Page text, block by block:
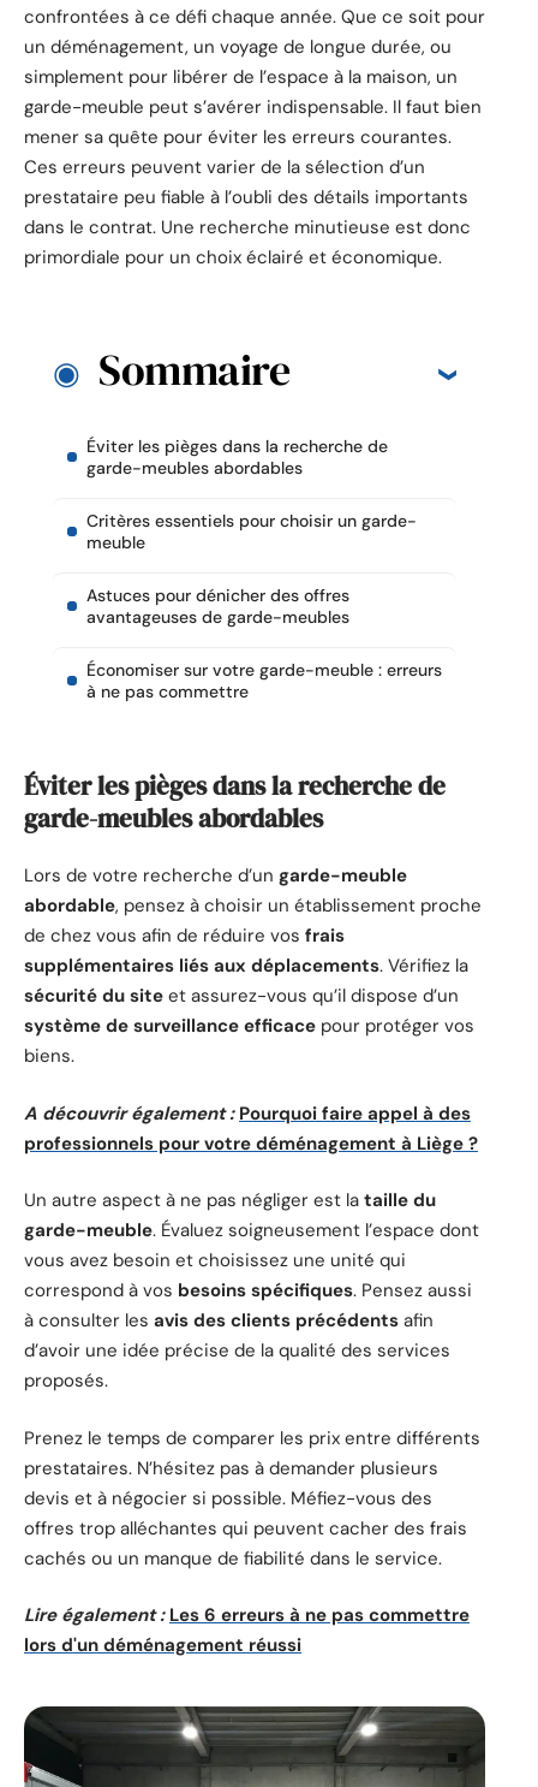
confrontées à ce défi chaque année. Que ce soit pour
un déménagement, un voyage de longue durée, ou
simplement pour libérer de l’espace à la maison, un
garde-meuble peut s’avérer indispensable. Il faut bien
mener sa quête pour éviter les erreurs courantes.
Ces erreurs peuvent varier de la sélection d’un
prestataire peu fiable à l’oubli des détails importants
dans le contrat. Une recherche minutieuse est donc
primordiale pour un choix éclairé et économique.
Sommaire
Éviter les pièges dans la recherche de
garde-meubles abordables
Critères essentiels pour choisir un garde-
meuble
Astuces pour dénicher des offres
avantageuses de garde-meubles
Économiser sur votre garde-meuble : erreurs
à ne pas commettre
Éviter les pièges dans la recherche de
garde-meubles abordables
Lors de votre recherche d’un garde-meuble
abordable, pensez à choisir un établissement proche
de chez vous afin de réduire vos frais
supplémentaires liés aux déplacements. Vérifiez la
sécurité du site et assurez-vous qu’il dispose d’un
système de surveillance efficace pour protéger vos
biens.
A découvrir également : Pourquoi faire appel à des
professionnels pour votre déménagement à Liège ?
Un autre aspect à ne pas négliger est la taille du
garde-meuble. Évaluez soigneusement l’espace dont
vous avez besoin et choisissez une unité qui
correspond à vos besoins spécifiques. Pensez aussi
à consulter les avis des clients précédents afin
d’avoir une idée précise de la qualité des services
proposés.
Prenez le temps de comparer les prix entre différents
prestataires. N’hésitez pas à demander plusieurs
devis et à négocier si possible. Méfiez-vous des
offres trop alléchantes qui peuvent cacher des frais
cachés ou un manque de fiabilité dans le service.
Lire également : Les 6 erreurs à ne pas commettre
lors d'un déménagement réussi